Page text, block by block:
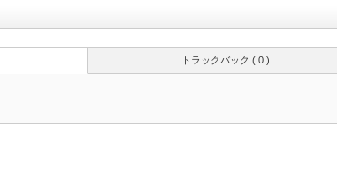
トラックバック ( 0 )